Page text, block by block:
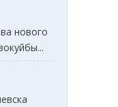
нового